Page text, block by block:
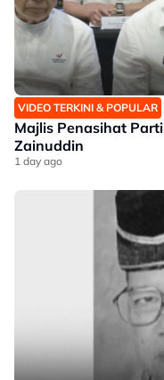
VIDEO TERKINI & POPULAR
Majlis Penasihat
Zainuddin
1 day ago